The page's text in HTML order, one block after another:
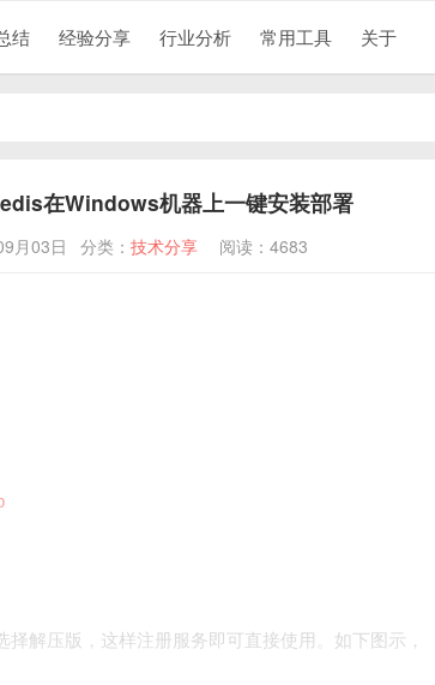
结 经验分享 行业分析 常用工具 关于
在Windows机器上一键安装部署
月03日 分类： 技术分享 阅读：4683
解压版，这样注册服务即可直接使用。如下图示，